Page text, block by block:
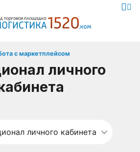
с маркетплейсом
личного